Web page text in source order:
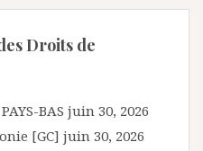
Droits de
BAS juin 30, 2026
[GC] juin 30, 2026